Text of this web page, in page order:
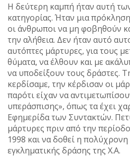
Η δεύτερη καμπή ήταν αυτή
κατηγορίας. Ήταν μια
οι άνθρωποι να μη φοβηθούν
την αλήθεια. Δεν ήταν αυτό
αυτόπτες μάρτυρες, για τους
θύματα, να έλθουν και με
να υποδείξουν τους δράστες.
κερδίσαμε, την κέρδισαν οι
παρότι είχαν να
υπεράσπισης», όπως τα έχει
Εφημερίδα των Συντακτών.
μάρτυρες πριν από την
1998 και να δοθεί η
εγκληματικής δράσης της Χ.Α.